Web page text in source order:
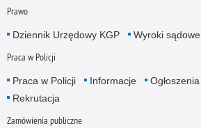
Prawo
Dziennik Urzędowy KGP Wyroki sądowe
Praca w Policji
Praca w Policji Informacje Ogłoszenia
Rekrutacja
Zamówienia publiczne